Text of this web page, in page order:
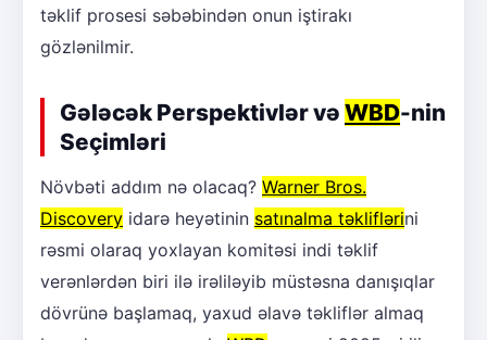
təklif prosesi səbəbindən onun iştirakı
gözlənilmir.
Gələcək Perspektivlər və WBD-nin
Seçimləri
Növbəti addım nə olacaq? Warner Bros.
Discovery idarə heyətinin satınalma təkliflərini
rəsmi olaraq yoxlayan komitəsi indi təklif
verənlərdən biri ilə irəliləyib müstəsna danışıqlar
dövrünə başlamaq, yaxud əlavə təkliflər almaq